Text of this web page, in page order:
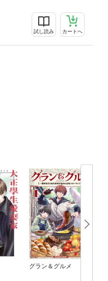
試し読み カートへ
グラン＆グルメ